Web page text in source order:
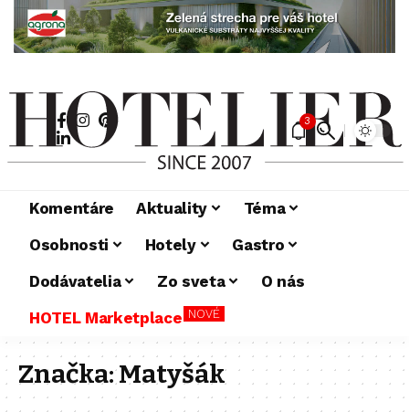
3
Komentáre Aktuality
Téma
Osobnosti
Hotely
Gastro
Dodávatelia
Zo sveta
O nás
HOTEL Marketplace NOVÉ
Značka:Matyšák